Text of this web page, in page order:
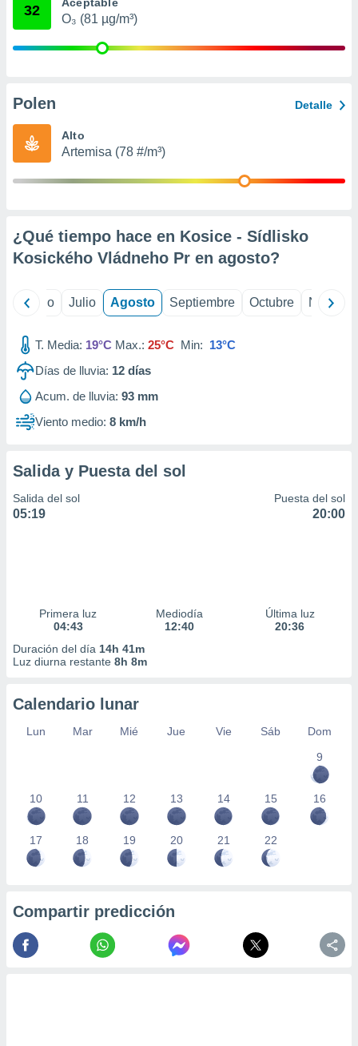
publicidad
de
1199
32
O₃ (81 µg/m³)
Polen Detalle
Alto
Artemisa (78 #/m³)
¿Qué tiempo hace en Kosice - Sídlisko
Kosického Vládneho Pr en agosto?
Junio Julio Agosto Septiembre Octubre
T. Media: 19°C Max.: 25°C Min: 13°C
Días de lluvia: 12 días
Acum. de lluvia: 93 mm
Viento medio: 8 km/h
Salida y Puesta del sol
Salida del sol
05:19
Puesta del sol
20:00
Primera luz
04:43
Mediodía
12:40
Última luz
20:36
Duración del día 14h 41m
Luz diurna restante 8h 8m
Calendario lunar
Lun Mar Mié Jue Vie Sáb
Dom
9
10 11 12 13 14 15 16
17 18 19 20 21 22
Compartir predicción